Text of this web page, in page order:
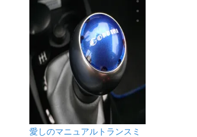
愛しのマニュアルトランスミ